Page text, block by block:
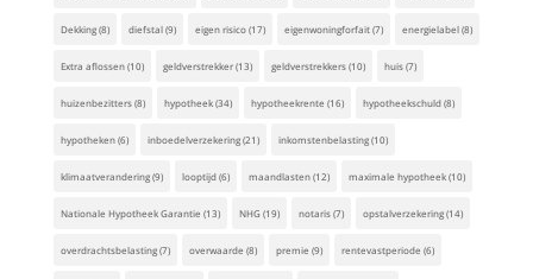
Dekking(8) diefstal(9) eigen risico(17) eigenwoningforfait(7) energielabel(8)
Extra aflossen(10) geldverstrekker(13) geldverstrekkers(10) huis(7)
huizenbezitters(8) hypotheek(34) hypotheekrente (16) hypotheekschuld(8)
hypotheken(6) inboedelverzekering(21) inkomstenbelasting(10)
klimaatverandering(9) looptijd(6) maandlasten(12) maximale hypotheek(10)
Nationale Hypotheek Garantie (13) NHG(19) notaris(7) opstalverzekering(14)
overdrachtsbelasting(7) overwaarde (8) premie (9) rentevastperiode (6)